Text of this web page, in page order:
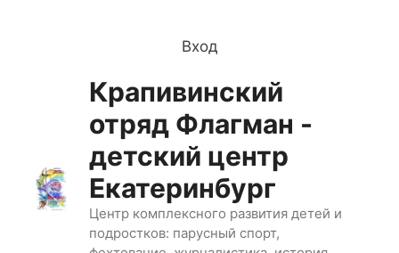
Вход
Крапивинский
отряд Флагман -
детский центр
Екатеринбург
Центр комплексного развития детей и
подростков: парусный спорт,